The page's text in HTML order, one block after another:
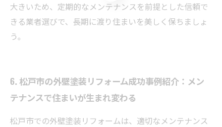
大きいため、定期的なメンテナンスを前提とした信頼で
きる業者選びで、長期に渡り住まいを美しく保ちましょ
う。
6. 松戸市の外壁塗装リフォーム成功事例紹介：メン
テナンスで住まいが生まれ変わる
松戸市での外壁塗装リフォームは、適切なメンテナンス